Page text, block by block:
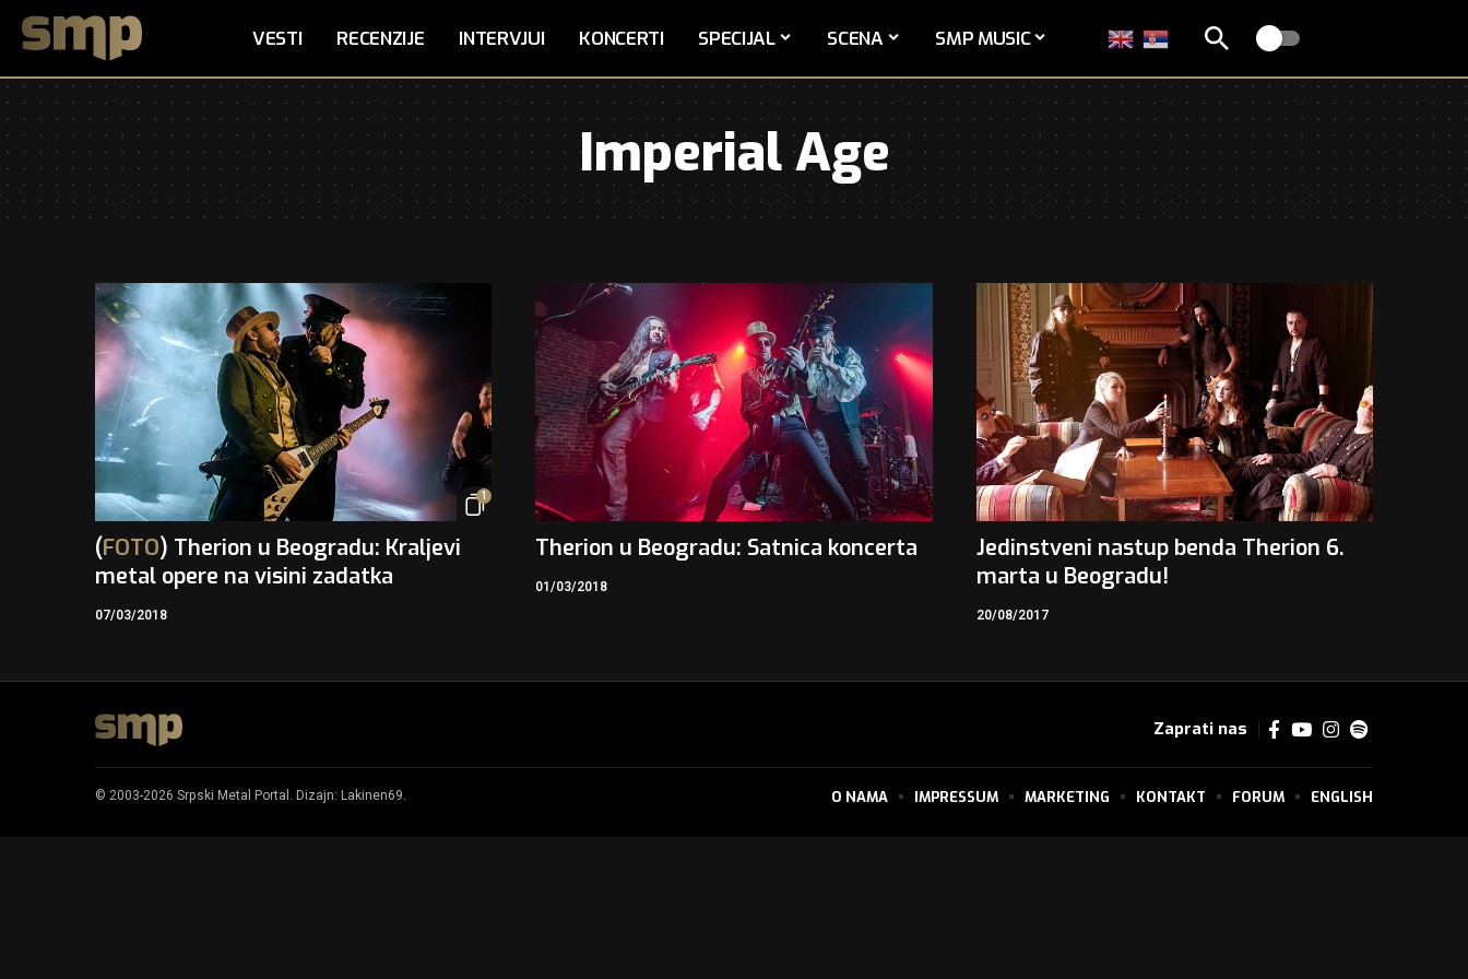
VESTI RECENZIJE INTERVJUI KONCERTI SPECIJAL SCENA SMP MUSIC
Imperial Age
1
(FOTO) Therion u Beogradu: Kraljevi
metal opere na visini zadatka
07/03/2018
Therion u Beogradu: Satnica koncerta
01/03/2018
Jedinstveni nastup benda Therion 6.
marta u Beogradu!
20/08/2017
Zaprati nas
© 2003-2026 Srpski Metal Portal. Dizajn: Lakinen69. O NAMA IMPRESSUM MARKETING KONTAKT FORUM ENGLISH